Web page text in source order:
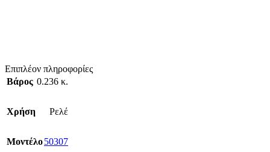
Επιπλέον πληροφορίες
Βάρος 0.236 κ.
Χρήση Ρελέ
Mοντέλο50307